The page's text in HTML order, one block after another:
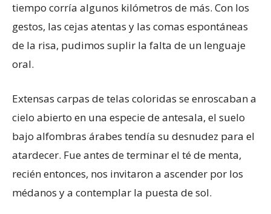
tiempo corría algunos kilómetros de más. Con los
gestos, las cejas atentas y las comas espontáneas
de la risa, pudimos suplir la falta de un lenguaje
oral.
Extensas carpas de telas coloridas se enroscaban a
cielo abierto en una especie de antesala, el suelo
bajo alfombras árabes tendía su desnudez para el
atardecer. Fue antes de terminar el té de menta,
recién entonces, nos invitaron a ascender por los
médanos y a contemplar la puesta de sol.